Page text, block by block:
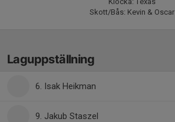
Skott/Bås: Kevin & Oscar
Laguppställning
6. Isak Heikman
9. Jakub Staszel